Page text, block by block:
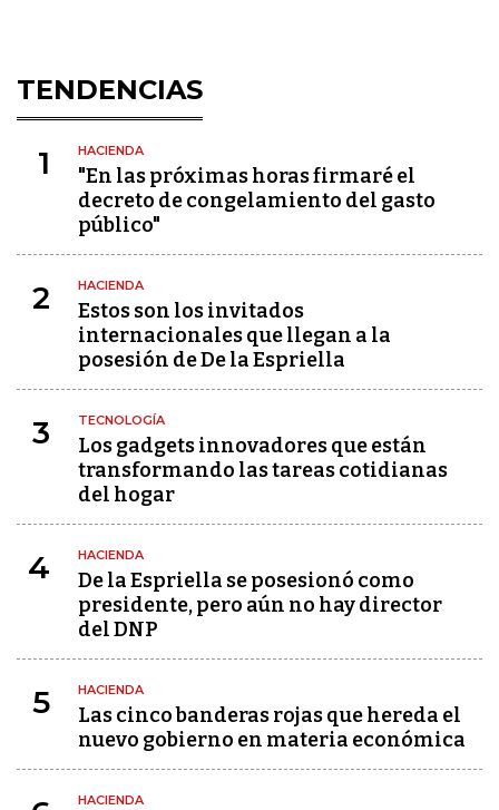
TENDENCIAS
1 HACIENDA
"En las próximas horas firmaré el
decreto de congelamiento del gasto
público"
2 HACIENDA
Estos son los invitados
internacionales que llegan a la
posesión de De la Espriella
3 TECNOLOGÍA
Los gadgets innovadores que están
transformando las tareas cotidianas
del hogar
4 HACIENDA
De la Espriella se posesionó como
presidente, pero aún no hay director
del DNP
5 HACIENDA
Las cinco banderas rojas que hereda el
nuevo gobierno en materia económica
HACIENDA